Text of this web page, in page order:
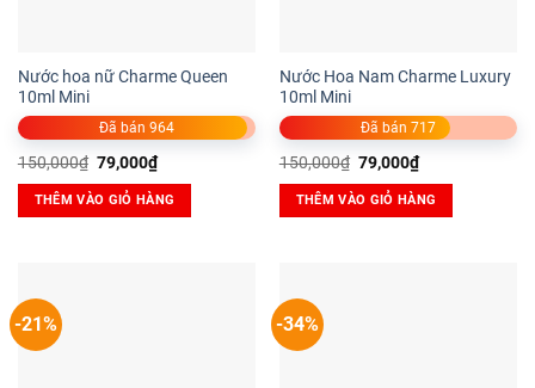
Nước hoa nữ Charme Queen
10ml Mini
Đã bán 964
150,000₫ Giá
gốc
là:
150,000₫.
79,000₫Giá
hiện
tại
là:
79,000₫.
THÊM VÀO GIỎ HÀNG
Nước Hoa Nam Charme Luxury
10ml Mini
Đã bán 717
150,000₫ Giá
gốc
là:
150,000₫.
79,000₫Giá
hiện
tại
là:
79,000₫.
THÊM VÀO GIỎ HÀNG
-21% -34%